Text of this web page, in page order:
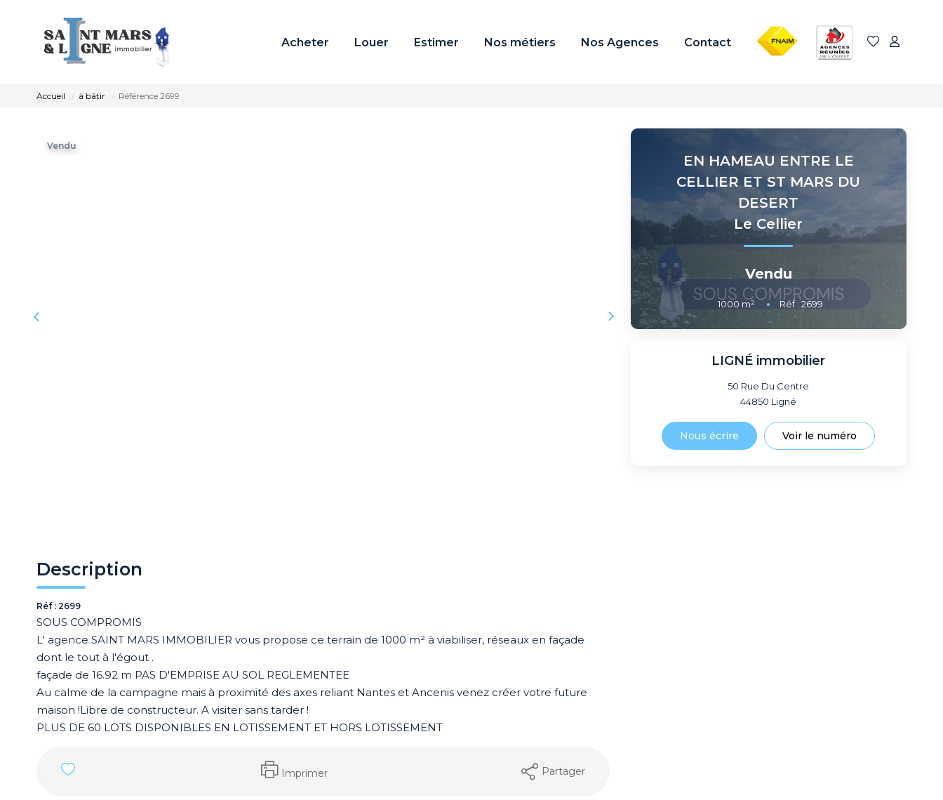
Acheter Louer Estimer Nos métiers Nos Agences Contact
Accueil à bâtir Référence 2699
Vendu
Description
Réf : 2699
SOUS COMPROMIS
L' agence SAINT MARS IMMOBILIER vous propose ce terrain de 1000 m² à viabiliser, réseaux en façade
dont le tout à l'égout .
façade de 16.92 m PAS D'EMPRISE AU SOL REGLEMENTEE
Au calme de la campagne mais à proximité des axes reliant Nantes et Ancenis venez créer votre future
maison !Libre de constructeur. A visiter sans tarder !
PLUS DE 60 LOTS DISPONIBLES EN LOTISSEMENT ET HORS LOTISSEMENT
Imprimer Partager
EN HAMEAU ENTRE LE
CELLIER ET ST MARS DU
DESERT
Le Cellier
Vendu
1000 m² Réf :2699
LIGNÉ immobilier
50 Rue Du Centre
44850 Ligné
Nous écrire Voir le numéro